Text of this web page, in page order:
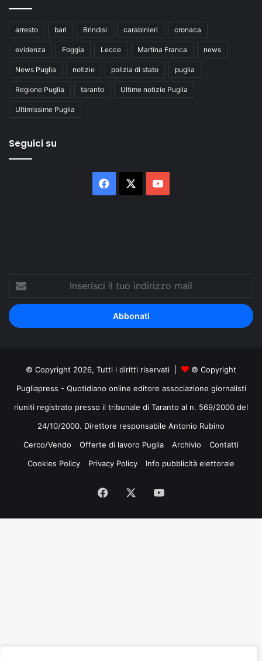
arresto bari Brindisi carabinieri cronaca
evidenza Foggia Lecce Martina Franca news
News Puglia notizie polizia di stato puglia
Regione Puglia taranto Ultime notizie Puglia
Ultimissime Puglia
Seguici su
Facebook
tuo
indirizzo
mail
© Copyright 2026, Tutti i diritti riservati |
© Copyright
Pugliapress - Quotidiano online editore associazione giornalisti
riuniti registrato presso il tribunale di Taranto al n. 569/2000 del
24/10/2000. Direttore responsabile Antonio Rubino
Cerco/Vendo
Offerte di lavoro Puglia Archivio
Contatti
Cookies Policy
Privacy Policy Info pubblicità elettorale
Facebook
Tube